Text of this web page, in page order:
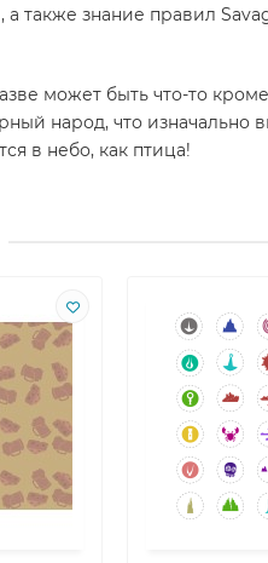
также знание правил
может быть что-то
народ, что
в небо, как птица!